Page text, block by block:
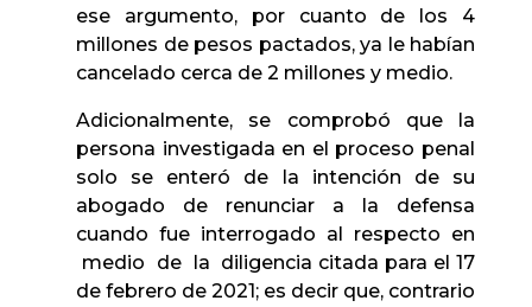
ese argumento, por cuanto de los 4
millones de pesos pactados, ya le habían
cancelado cerca de 2 millones y medio.
Adicionalmente, se comprobó que la
persona investigada en el proceso penal
solo se enteró de la intención de su
abogado de renunciar a la defensa
cuando fue interrogado al respecto en
medio de la diligencia citada para el 17
de febrero de 2021; es decir que, contrario